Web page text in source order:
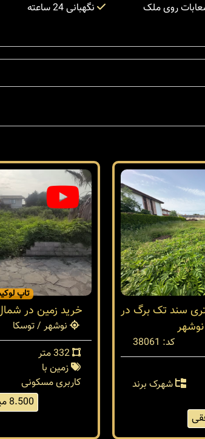
روی ملک
نگهبانی 24 ساعته
زمین 750 متری سند تک برگ در
کد: 38061
شهرک برند
تاپ
خرید زمین در
نوشهر / توسکا
332 متر
زمین با
کاربری مسکونی
8.500 میلیارد